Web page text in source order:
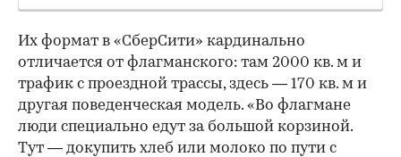
Их формат в «СберСити» кардинально
отличается от флагманского: там 2000 кв. м и
трафик с проездной трассы, здесь — 170 кв. м и
другая поведенческая модель. «Во флагмане
люди специально едут за большой корзиной.
Тут — докупить хлеб или молоко по пути с